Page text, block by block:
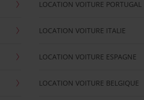
LOCATION VOITURE PORTUGAL
LOCATION VOITURE ITALIE
LOCATION VOITURE ESPAGNE
LOCATION VOITURE BELGIQUE